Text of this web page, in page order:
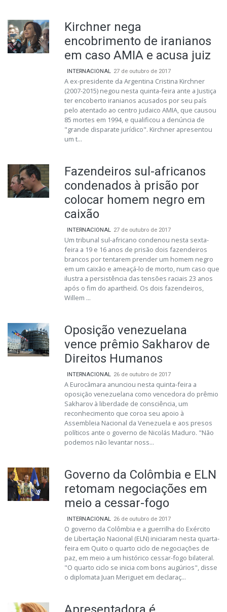
Kirchner nega
encobrimento de iranianos
em caso AMIA e acusa juiz
INTERNACIONAL 27 de outubro de 2017
A ex-presidente da Argentina Cristina Kirchner
(2007-2015) negou nesta quinta-feira ante a Justiça
ter encoberto iranianos acusados por seu país
pelo atentado ao centro judaico AMIA, que causou
85 mortes em 1994, e qualificou a denúncia de
"grande disparate jurídico". Kirchner apresentou
um t...
Fazendeiros sul-africanos
condenados à prisão por
colocar homem negro em
caixão
INTERNACIONAL 27 de outubro de 2017
Um tribunal sul-africano condenou nesta sexta-
feira a 19 e 16 anos de prisão dois fazendeiros
brancos por tentarem prender um homem negro
em um caixão e ameaçá-lo de morto, num caso que
ilustra a persistência das tensões raciais 23 anos
após o fim do apartheid. Os dois fazendeiros,
Willem ...
Oposição venezuelana
vence prêmio Sakharov de
Direitos Humanos
INTERNACIONAL 26 de outubro de 2017
A Eurocâmara anunciou nesta quinta-feira a
oposição venezuelana como vencedora do prêmio
Sakharov à liberdade de consciência, um
reconhecimento que coroa seu apoio à
Assembleia Nacional da Venezuela e aos presos
políticos ante o governo de Nicolás Maduro. "Não
podemos não levantar noss...
Governo da Colômbia e ELN
retomam negociações em
meio a cessar-fogo
INTERNACIONAL 26 de outubro de 2017
O governo da Colômbia e a guerrilha do Exército
de Libertação Nacional (ELN) iniciaram nesta quarta-
feira em Quito o quarto ciclo de negociações de
paz, em meio a um histórico cessar-fogo bilateral.
"O quarto ciclo se inicia com bons augúrios", disse
o diplomata Juan Meriguet em declaraç...